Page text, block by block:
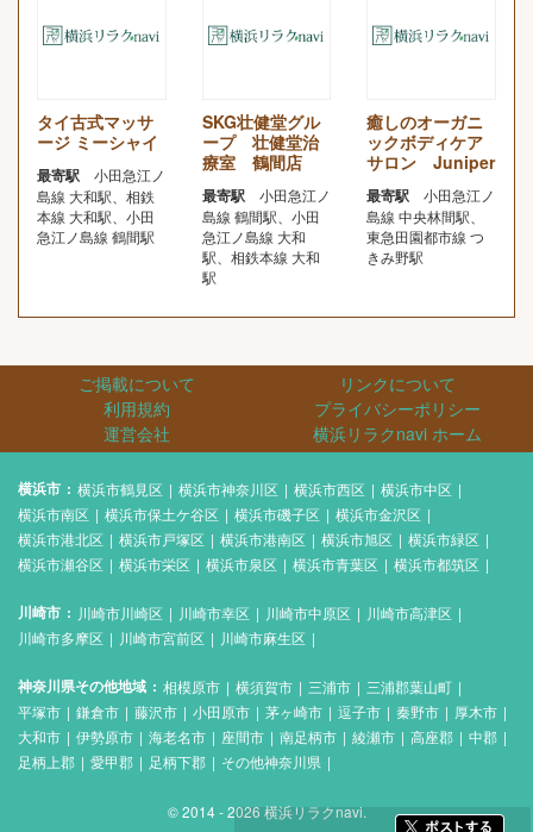
タイ古式マッサ
ージ ミーシャイ
最寄駅
小田急江ノ
島線 大和駅、相鉄
本線 大和駅、小田
急江ノ島線 鶴間駅
SKG壮健堂グル
ープ 壮健堂治
療室 鶴間店
最寄駅
小田急江ノ
島線 鶴間駅、小田
急江ノ島線 大和
駅、相鉄本線 大和
駅
癒しのオーガニ
ックボディケア
サロン Juniper
最寄駅
小田急江ノ
島線 中央林間駅、
東急田園都市線 つ
きみ野駅
ご掲載について
リンクについて
利用規約
プライバシーポリシー
運営会社
横浜リラクnavi ホーム
横浜市 横浜市鶴見区 横浜市神奈川区 横浜市西区
横浜市中区
横浜市南区
横浜市保土ケ谷区 横浜市磯子区
横浜市金沢区
横浜市港北区
横浜市戸塚区 横浜市港南区 横浜市旭区
横浜市緑区
横浜市瀬谷区
横浜市栄区 横浜市泉区 横浜市青葉区 横浜市都筑区
川崎市 川崎市川崎区 川崎市幸区 川崎市中原区
川崎市高津区
川崎市多摩区
川崎市宮前区 川崎市麻生区
神奈川県その他地域 相模原市 横須賀市 三浦市
三浦郡葉山町
平塚市
鎌倉市 藤沢市 小田原市 茅ヶ崎市 逗子市 秦野市
厚木市
大和市
伊勢原市 海老名市 座間市 南足柄市 綾瀬市 高座郡
中郡
足柄上郡
愛甲郡 足柄下郡 その他神奈川県
© 2014 - 2026 横浜リラクnavi.